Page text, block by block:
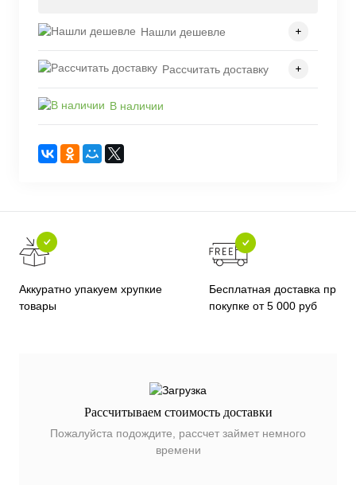
Нашли дешевле
Рассчитать доставку
В наличии
Аккуратно упакуем хрупкие
товары
Бесплатная доставка при
покупке от 5 000 руб
Рассчитываем стоимость доставки
Пожалуйста подождите, рассчет займет немного
времени